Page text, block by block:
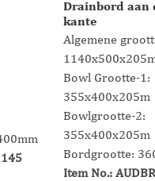
Drainbord aan
kante
Algemene
Bowl Grootte-1:
355x400x205m
Bowlgrootte-2:
355x400x205m
Bordgrootte:
Item No.: